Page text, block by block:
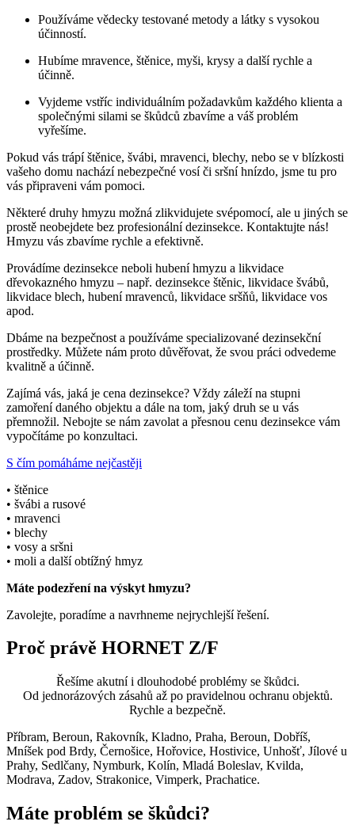
Používáme vědecky testované metody a látky s vysokou
účinností.
Hubíme mravence, štěnice, myši, krysy a další rychle a
účinně.
Vyjdeme vstříc individuálním požadavkům každého klienta a
společnými silami se škůdců zbavíme a váš problém
vyřešíme.
Pokud vás trápí štěnice, švábi, mravenci, blechy, nebo se v blízkosti
vašeho domu nachází nebezpečné vosí či sršní hnízdo, jsme tu pro
vás připraveni vám pomoci.
Některé druhy hmyzu možná zlikvidujete svépomocí, ale u jiných se
prostě neobejdete bez profesionální dezinsekce. Kontaktujte nás!
Hmyzu vás zbavíme rychle a efektivně.
Provádíme dezinsekce neboli hubení hmyzu a likvidace
dřevokazného hmyzu – např. dezinsekce štěnic, likvidace švábů,
likvidace blech, hubení mravenců, likvidace sršňů, likvidace vos
apod.
Dbáme na bezpečnost a používáme specializované dezinsekční
prostředky. Můžete nám proto důvěřovat, že svou práci odvedeme
kvalitně a účinně.
Zajímá vás, jaká je cena dezinsekce? Vždy záleží na stupni
zamoření daného objektu a dále na tom, jaký druh se u vás
přemnožil. Nebojte se nám zavolat a přesnou cenu dezinsekce vám
vypočítáme po konzultaci.
S čím pomáháme nejčastěji
• štěnice
• švábi a rusové
• mravenci
• blechy
• vosy a sršni
• moli a další obtížný hmyz
Máte podezření na výskyt hmyzu?
Zavolejte, poradíme a navrhneme nejrychlejší řešení.
Proč právě HORNET Z/F
Řešíme akutní i dlouhodobé problémy se škůdci.
Od jednorázových zásahů až po pravidelnou ochranu objektů.
Rychle a bezpečně.
Příbram, Beroun, Rakovník, Kladno, Praha, Beroun, Dobříš,
Mníšek pod Brdy, Černošice, Hořovice, Hostivice, Unhošť, Jílové u
Prahy, Sedlčany, Nymburk, Kolín, Mladá Boleslav, Kvilda,
Modrava, Zadov, Strakonice, Vimperk, Prachatice.
Máte problém se škůdci?